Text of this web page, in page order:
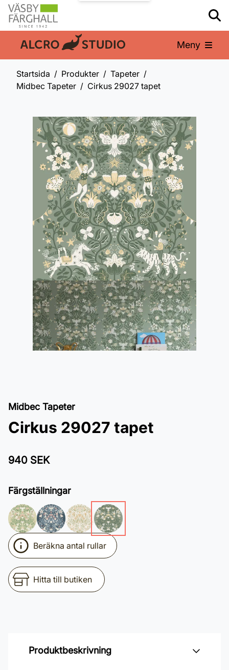
En del av: Meny
Startsida Produkter
Tapeter
Midbec Tapeter
Cirkus 29027 tapet
Midbec Tapeter
Cirkus 29027 tapet
940 SEK
Färgställningar
Beräkna antal rullar
Hitta till butiken
Produktbeskrivning